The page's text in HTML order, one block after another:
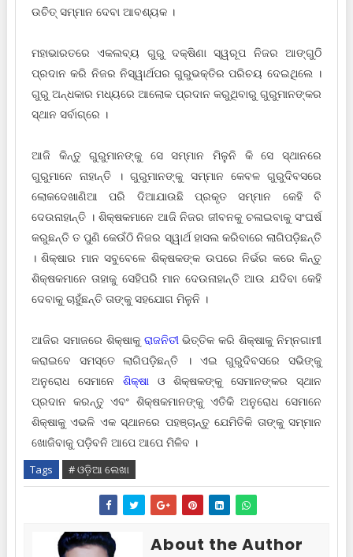
ଉଚିତ୍ ସମ୍ମାନ ଦେବା ଆବଶ୍ୟକ ।
ମହାଭାରତରେ ଏକଲବ୍ୟ ଗୁରୁ ଦକ୍ଷିଣା ସ୍ୱରୂପ ନିଜର ଆଙ୍ଗୁଠି
ପ୍ରଦାନ କରି ନିଜର ନିସ୍ୱାର୍ଥପର ଗୁରୁଭକ୍ତିର ପରିଚୟ ଦେଇଥିଲେ ।
ଗୁରୁ ଅନ୍ଧକାର ମଧ୍ୟରେ ଆଲୋକ ପ୍ରଦାନ କରୁଥିବାରୁ ଗୁରୁମାନଙ୍କର
ସ୍ଥାନ ସର୍ବାଗ୍ରେ ।
ଆଜି କିନ୍ତୁ ଗୁରୁମାନଙ୍କୁ ସେ ସମ୍ମାନ ମିଳୁନି କି ସେ ସ୍ଥାନରେ
ଗୁରୁମାନେ ନାହାନ୍ତି । ଗୁରୁମାନଙ୍କୁ ସମ୍ମାନ କେବଳ ଗୁରୁଦିବସରେ
ଲୋକଦେଖାଣିଆ ପରି ଦିଆଯାଉଛି ପ୍ରକୃତ ସମ୍ମାନ କେହି ବି
ଦେଉନାହାନ୍ତି । ଶିକ୍ଷକମାନେ ଆଜି ନିଜର ଜୀବନକୁ ଚଳାଇବାକୁ ସଂଘର୍ଷ
କରୁଛନ୍ତି ତ ପୁଣି କେଉଁଠି ନିଜର ସ୍ୱାର୍ଥ ହାସଲ କରିବାରେ ଲାଗିପଡ଼ିଛନ୍ତି
। ଶିକ୍ଷାର ମାନ ସବୁବେଳେ ଶିକ୍ଷକଙ୍କ ଉପରେ ନିର୍ଭର କରେ କିନ୍ତୁ
ଶିକ୍ଷକମାନେ ତାହାକୁ ସେହିପରି ମାନ ଦେଉନାହାନ୍ତି ଆଉ ଯଦିବା କେହି
ଦେବାକୁ ଚାହୁଁଛନ୍ତି ତାଙ୍କୁ ସ‌ହଯୋଗ ମିଳୁନି ।
ଆଜିର ସମାଜରେ ଶିକ୍ଷାକୁ ରାଜନିତୀଭିତ୍ତିକ କରି ଶିକ୍ଷାକୁ ନିମ୍ନ‌ଗାମୀ
କରାଇବେ ସମସ୍ତେ ଲାଗିପଡ଼ିଛନ୍ତି । ଏଇ ଗୁରୁଦିବସରେ ସଭିଙ୍କୁ
ଅନୁରୋଧ ସେମାନେ ଶିକ୍ଷାଓ ଶିକ୍ଷକଙ୍କୁ ସେମାନଙ୍କର ସ୍ଥାନ
ପ୍ରଦାନ କରନ୍ତୁ ଏବଂ ଶିକ୍ଷକମାନଙ୍କୁ ଏତିକି ଅନୁରୋଧ ସେମାନେ
ଶିକ୍ଷାକୁ ଏଭଳି ଏକ ସ୍ଥାନରେ ପ‌ହଞ୍ଚାନ୍ତୁ ଯେମିତିକି ତାଙ୍କୁ ସମ୍ମାନ
ଖୋଜିବାକୁ ପଡ଼ିବନି ଆପେ ଆପେ ମିଳିବ ।
Tags # ଓଡ଼ିଆ ଲେଖା
About the Author